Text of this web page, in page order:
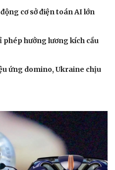
Podcast
Câu chuyện thời sự
Đọc truyện đêm khuya
Cửa sổ tình yêu
Kể chuyện cho bé
Hạt giống tâm hồn
cơ sở điện toán AI lớn
phép hưởng lương kích cầu
ứng domino, Ukraine chịu